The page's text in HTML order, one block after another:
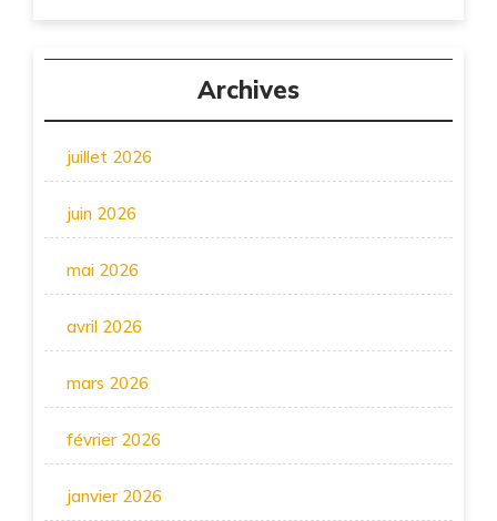
Archives
juillet 2026
juin 2026
mai 2026
avril 2026
mars 2026
février 2026
janvier 2026